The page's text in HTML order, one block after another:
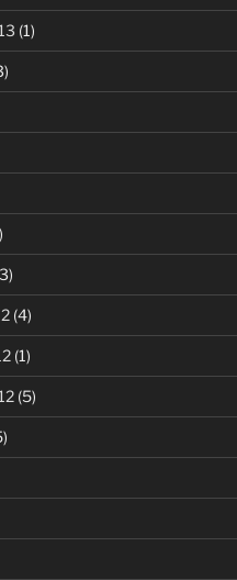
(1)
(4)
(1)
(5)